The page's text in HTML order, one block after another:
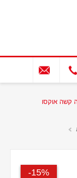
קשה אוקסו
15%-